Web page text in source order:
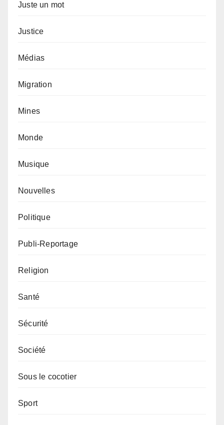
Juste un mot
Justice
Médias
Migration
Mines
Monde
Musique
Nouvelles
Politique
Publi-Reportage
Religion
Santé
Sécurité
Société
Sous le cocotier
Sport